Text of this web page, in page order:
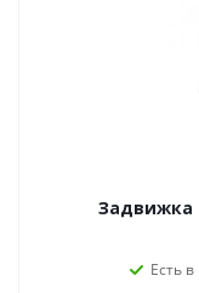
Задвижка
Есть